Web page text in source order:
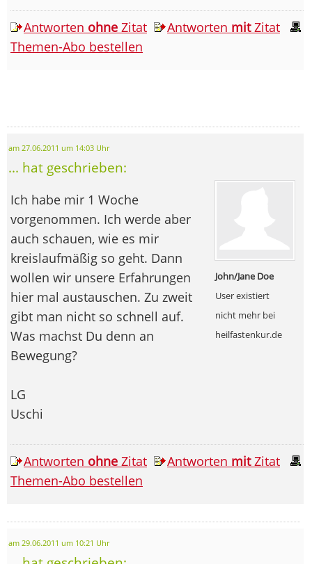
Antworten ohne Zitat Antworten mitZitat
Themen-Abo bestellen
am 27.06.2011 um 14:03 Uhr
... hat geschrieben:
John/Jane Doe
User existiert
nicht mehr bei
heilfastenkur.de
Ich habe mir 1 Woche
vorgenommen. Ich werde aber
auch schauen, wie es mir
kreislaufmäßig so geht. Dann
wollen wir unsere Erfahrungen
hier mal austauschen. Zu zweit
gibt man nicht so schnell auf.
Was machst Du denn an
Bewegung?
LG
Uschi
Antworten ohne Zitat Antworten mitZitat
Themen-Abo bestellen
am 29.06.2011 um 10:21 Uhr